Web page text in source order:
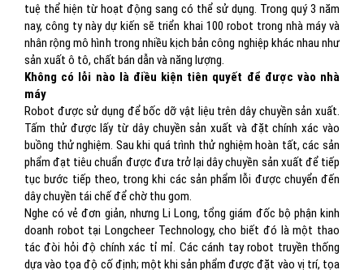
tuệ thể hiện từ hoạt động sang có thể sử dụng. Trong quý 3 năm
nay, công ty này dự kiến sẽ triển khai 100 robot trong nhà máy và
nhân rộng mô hình trong nhiều kịch bản công nghiệp khác nhau như
sản xuất ô tô, chất bán dẫn và năng lượng.
Không có lỗi nào là điều kiện tiên quyết để được vào nhà
máy
Robot được sử dụng để bốc dỡ vật liệu trên dây chuyền sản xuất.
Tấm thử được lấy từ dây chuyền sản xuất và đặt chính xác vào
buồng thử nghiệm. Sau khi quá trình thử nghiệm hoàn tất, các sản
phẩm đạt tiêu chuẩn được đưa trở lại dây chuyền sản xuất để tiếp
tục bước tiếp theo, trong khi các sản phẩm lỗi được chuyển đến
dây chuyền tái chế để chờ thu gom.
Nghe có vẻ đơn giản, nhưng Li Long, tổng giám đốc bộ phận kinh
doanh robot tại Longcheer Technology, cho biết đó là một thao
tác đòi hỏi độ chính xác tỉ mỉ. Các cánh tay robot truyền thống
dựa vào tọa độ cố định; một khi sản phẩm được đặt vào vị trí, tọa